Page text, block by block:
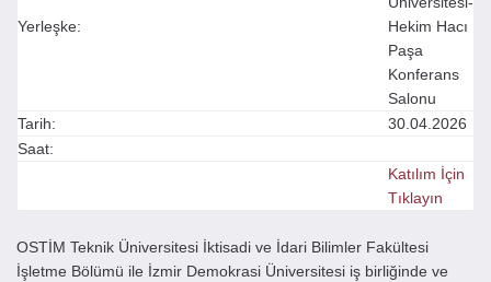
Yerleşke:
Hekim Hacı
Paşa
Konferans
Salonu
Tarih:
30.04.2026
Saat:
Katılım İçin
Tıklayın
OSTİM Teknik Üniversitesi İktisadi ve İdari Bilimler Fakültesi
İşletme Bölümü ile İzmir Demokrasi Üniversitesi iş birliğinde ve